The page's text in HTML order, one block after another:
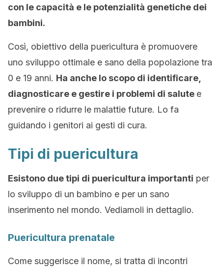
con le capacità e le potenzialità genetiche dei
bambini.
Così, obiettivo della puericultura è promuovere
uno sviluppo ottimale e sano della popolazione tra
0 e 19 anni. Ha anche lo scopo di identificare,
diagnosticare e gestire i problemi di salute e
prevenire o ridurre le malattie future. Lo fa
guidando i genitori ai gesti di cura.
Tipi di puericultura
Esistono due tipi di puericultura importanti per
lo sviluppo di un bambino e per un sano
inserimento nel mondo. Vediamoli in dettaglio.
Puericultura prenatale
Come suggerisce il nome, si tratta di incontri